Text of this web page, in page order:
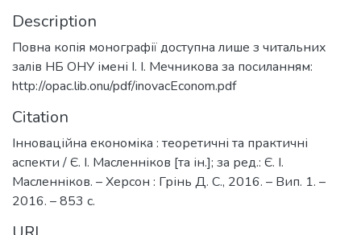
Description
Повна копія монографії доступна лише з читальних
залів НБ ОНУ імені І. І. Мечникова за посиланням:
http://opac.lib.onu/pdf/inovacEconom.pdf
Citation
Інноваційна економіка : теоретичні та практичні
аспекти / Є. І. Масленніков [та ін.]; за ред.: Є. І.
Масленніков. – Херсон : Грінь Д. С., 2016. – Вип. 1. –
2016. – 853 с.